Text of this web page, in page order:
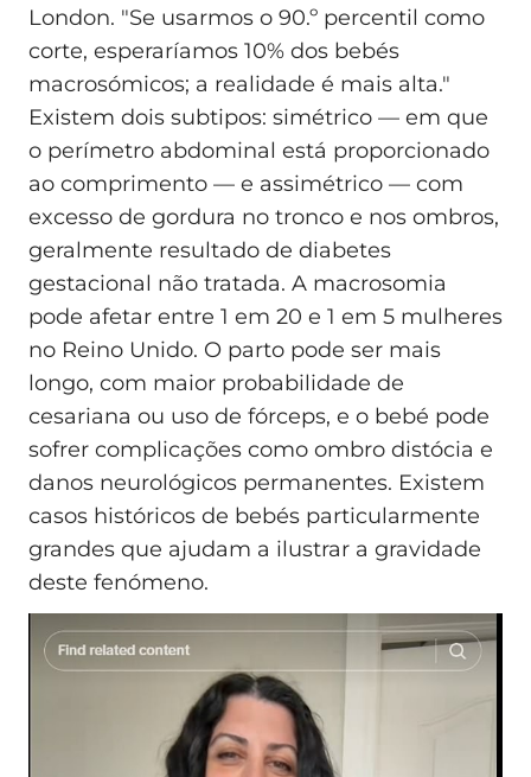
London. "Se usarmos o 90.º percentil como
corte, esperaríamos 10% dos bebés
macrosómicos; a realidade é mais alta."
Existem dois subtipos: simétrico — em que
o perímetro abdominal está proporcionado
ao comprimento — e assimétrico — com
excesso de gordura no tronco e nos ombros,
geralmente resultado de diabetes
gestacional não tratada. A macrosomia
pode afetar entre 1 em 20 e 1 em 5 mulheres
no Reino Unido. O parto pode ser mais
longo, com maior probabilidade de
cesariana ou uso de fórceps, e o bebé pode
sofrer complicações como ombro distócia e
danos neurológicos permanentes. Existem
casos históricos de bebés particularmente
grandes que ajudam a ilustrar a gravidade
deste fenómeno.